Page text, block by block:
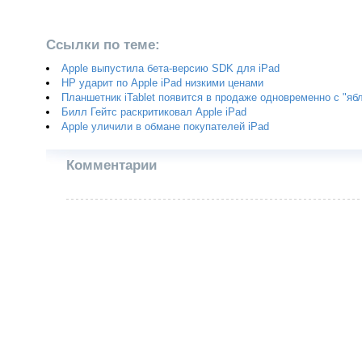
Ссылки по теме:
Apple выпустила бета-версию SDK для iPad
HP ударит по Apple iPad низкими ценами
Планшетник iTablet появится в продаже одновременно с
Билл Гейтс раскритиковал Apple iPad
Apple уличили в обмане покупателей iPad
Комментарии